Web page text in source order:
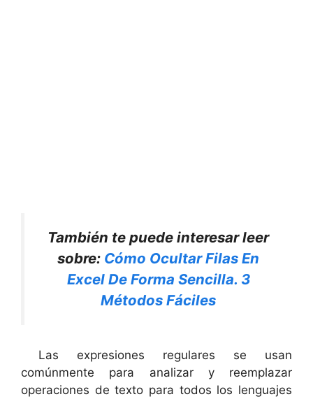
También te puede interesar leer
sobre: Cómo Ocultar Filas En
Excel De Forma Sencilla. 3
Métodos Fáciles
Las expresiones regulares se usan
comúnmente para analizar y reemplazar
operaciones de texto para todos los lenguajes